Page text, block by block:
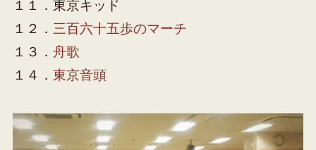
１１．東京キッド
１２． 三百六十五歩のマーチ
１３． 舟歌
１４． 東京音頭